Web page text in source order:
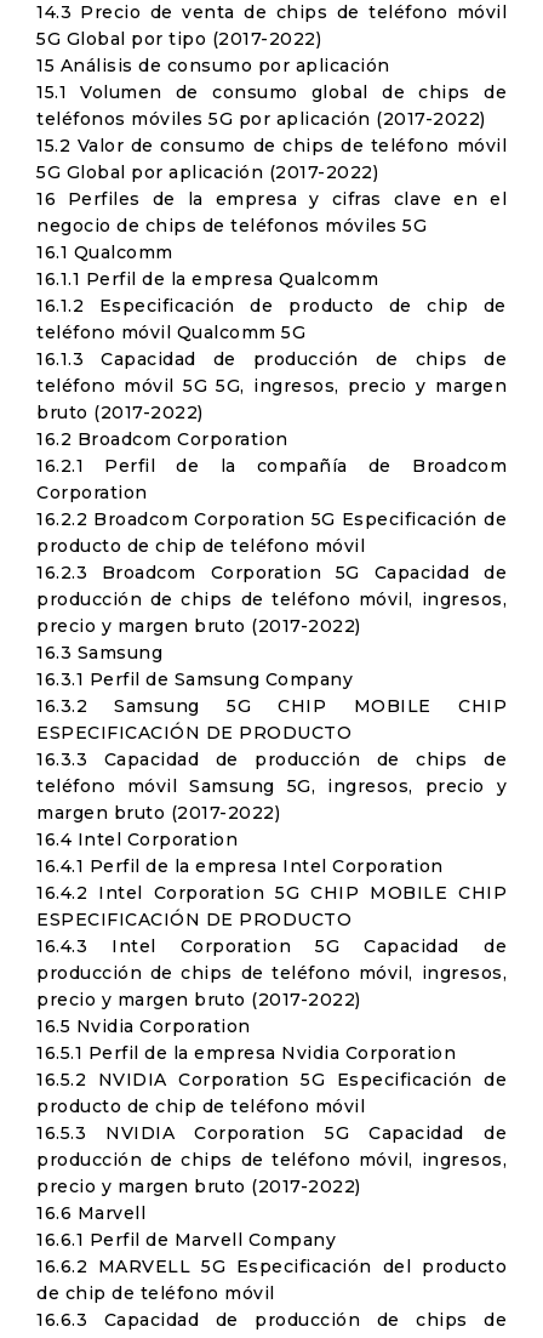
14.3 Precio de venta de chips de teléfono móvil
5G Global por tipo (2017-2022)
15 Análisis de consumo por aplicación
15.1 Volumen de consumo global de chips de
teléfonos móviles 5G por aplicación (2017-2022)
15.2 Valor de consumo de chips de teléfono móvil
5G Global por aplicación (2017-2022)
16 Perfiles de la empresa y cifras clave en el
negocio de chips de teléfonos móviles 5G
16.1 Qualcomm
16.1.1 Perfil de la empresa Qualcomm
16.1.2 Especificación de producto de chip de
teléfono móvil Qualcomm 5G
16.1.3 Capacidad de producción de chips de
teléfono móvil 5G 5G, ingresos, precio y margen
bruto (2017-2022)
16.2 Broadcom Corporation
16.2.1 Perfil de la compañía de Broadcom
Corporation
16.2.2 Broadcom Corporation 5G Especificación de
producto de chip de teléfono móvil
16.2.3 Broadcom Corporation 5G Capacidad de
producción de chips de teléfono móvil, ingresos,
precio y margen bruto (2017-2022)
16.3 Samsung
16.3.1 Perfil de Samsung Company
16.3.2 Samsung 5G CHIP MOBILE CHIP
ESPECIFICACIÓN DE PRODUCTO
16.3.3 Capacidad de producción de chips de
teléfono móvil Samsung 5G, ingresos, precio y
margen bruto (2017-2022)
16.4 Intel Corporation
16.4.1 Perfil de la empresa Intel Corporation
16.4.2 Intel Corporation 5G CHIP MOBILE CHIP
ESPECIFICACIÓN DE PRODUCTO
16.4.3 Intel Corporation 5G Capacidad de
producción de chips de teléfono móvil, ingresos,
precio y margen bruto (2017-2022)
16.5 Nvidia Corporation
16.5.1 Perfil de la empresa Nvidia Corporation
16.5.2 NVIDIA Corporation 5G Especificación de
producto de chip de teléfono móvil
16.5.3 NVIDIA Corporation 5G Capacidad de
producción de chips de teléfono móvil, ingresos,
precio y margen bruto (2017-2022)
16.6 Marvell
16.6.1 Perfil de Marvell Company
16.6.2 MARVELL 5G Especificación del producto
de chip de teléfono móvil
16.6.3 Capacidad de producción de chips de